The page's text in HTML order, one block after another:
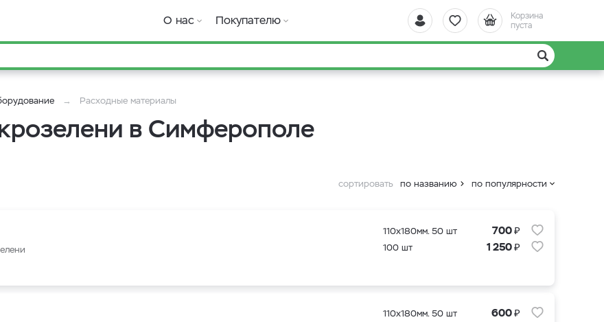
Корзина
пуста
О нас Покупателю
Расходные материалы
в Симферополе
сортировать по названию по популярности
110x180мм. 50 шт 700₽
100 шт 1 250₽
110x180мм. 50 шт 600₽